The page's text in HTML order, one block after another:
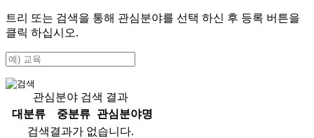
트리 또는 검색을 통해 관심분야를 선택 하신 후 등록 버튼을
클릭 하십시오.
관심분야 검색 결과
대분류
중분류
관심분야명
검색결과가 없습니다.